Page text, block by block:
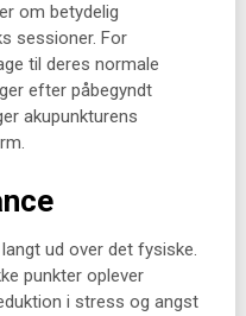
om betydelig
sessioner. For
til deres normale
efter påbegyndt
akupunkturens
ud over det fysiske.
punkter oplever
i stress og angst